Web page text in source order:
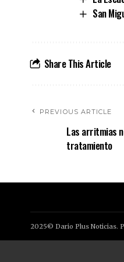
San
Share This Article
PREVIOUS ARTICLE
Las arritmias
tratamiento
2025© Dario Plus Noticias.